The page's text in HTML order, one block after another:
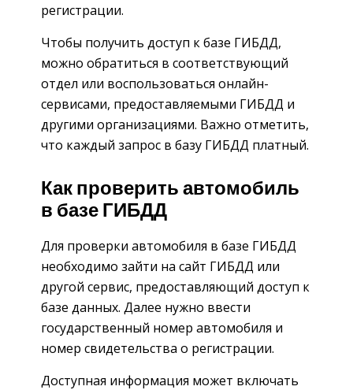
регистрации.
Чтобы получить доступ к базе ГИБДД,
можно обратиться в соответствующий
отдел или воспользоваться онлайн-
сервисами, предоставляемыми ГИБДД и
другими организациями. Важно отметить,
что каждый запрос в базу ГИБДД платный.
Как проверить автомобиль
в базе ГИБДД
Для проверки автомобиля в базе ГИБДД
необходимо зайти на сайт ГИБДД или
другой сервис, предоставляющий доступ к
базе данных. Далее нужно ввести
государственный номер автомобиля и
номер свидетельства о регистрации.
Доступная информация может включать